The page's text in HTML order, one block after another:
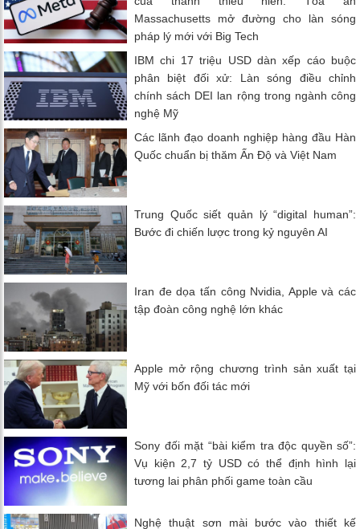
Massachusetts mở đường cho làn sóng
pháp lý mới với Big Tech
IBM chi 17 triệu USD dàn xếp cáo buộc
phân biệt đối xử: Làn sóng điều chỉnh
chính sách DEI lan rộng trong ngành công
nghệ Mỹ
Các lãnh đạo doanh nghiệp hàng đầu Hàn
Quốc chuẩn bị thăm Ấn Độ và Việt Nam
Trung Quốc siết quản lý “digital human”:
Bước đi chiến lược trong kỷ nguyên AI
Iran đe dọa tấn công Nvidia, Apple và các
tập đoàn công nghệ lớn khác
Apple mở rộng chương trình sản xuất tại
Mỹ với bốn đối tác mới
Sony đối mặt “bài kiểm tra độc quyền số”:
Vụ kiện 2,7 tỷ USD có thể định hình lại
tương lai phân phối game toàn cầu
Nghệ thuật sơn mài bước vào thiết kế